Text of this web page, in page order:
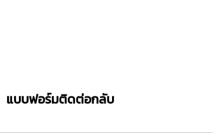
แบบฟอร์มติดต่อกลับ